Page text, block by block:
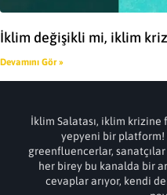
İklim değişikli mi, iklim
Devamını Gör »
İklim Salatası, iklim
yepyeni bir
greenfluencerlar,
her birey bu kanalda bir
cevaplar arıyor, kendi